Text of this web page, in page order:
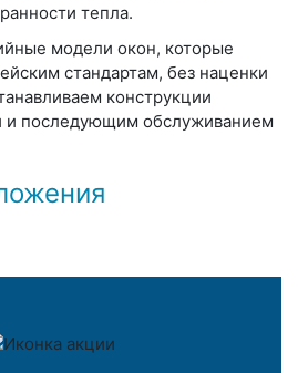
тепла.
модели окон, которые
стандартам, без наценки
конструкции
и последующим обслуживанием